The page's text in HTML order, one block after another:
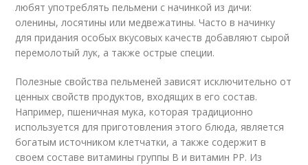
любят употреблять пельмени с начинкой из дичи:
оленины, лосятины или медвежатины. Часто в начинку
для придания особых вкусовых качеств добавляют сырой
перемолотый лук, а также острые специи.
Полезные свойства пельменей зависят исключительно от
ценных свойств продуктов, входящих в его состав.
Например, пшеничная мука, которая традиционно
используется для приготовления этого блюда, является
богатым источником клетчатки, а также содержит в
своем составе витамины группы В и витамин РР. Из